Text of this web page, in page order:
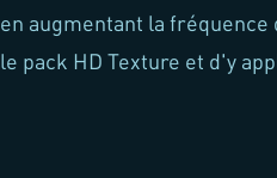
en augmentant la
le pack HD Texture et d'y